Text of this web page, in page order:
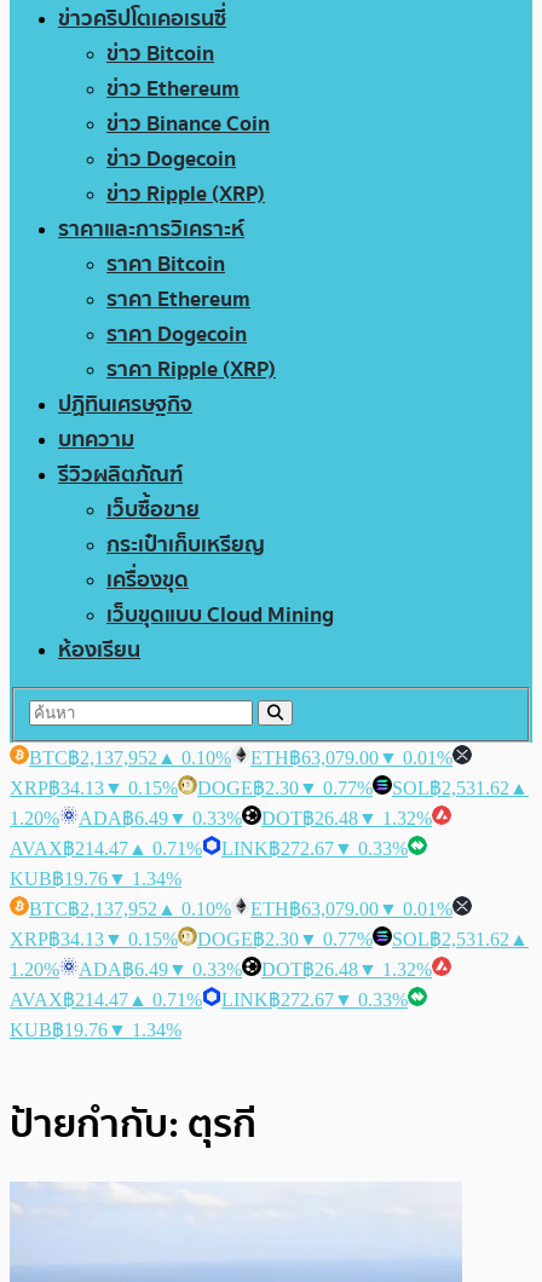
ข่าวคริปโตเคอเรนซี่
ข่าว Bitcoin
ข่าว Ethereum
ข่าว Binance Coin
ข่าว Dogecoin
ข่าว Ripple (XRP)
ราคาและการวิเคราะห์
ราคา Bitcoin
ราคา Ethereum
ราคา Dogecoin
ราคา Ripple (XRP)
ปฏิทินเศรษฐกิจ
บทความ
รีวิวผลิตภัณฑ์
เว็บซื้อขาย
กระเป๋าเก็บเหรียญ
เครื่องขุด
เว็บขุดแบบ Cloud Mining
ห้องเรียน
BTC฿2,137,952 ▲ 0.10% ETH฿63,079.00▼ 0.01%
XRP฿34.13▼ 0.15% DOGE฿2.30▼ 0.77% SOL฿2,531.62 ▲
1.20%
ADA฿6.49▼ 0.33% DOT฿26.48▼ 1.32%
AVAX฿214.47 ▲ 0.71% LINK฿272.67▼ 0.33%
KUB฿19.76▼ 1.34%
BTC฿2,137,952 ▲ 0.10% ETH฿63,079.00▼ 0.01%
XRP฿34.13▼ 0.15% DOGE฿2.30▼ 0.77% SOL฿2,531.62 ▲
1.20%
ADA฿6.49▼ 0.33% DOT฿26.48▼ 1.32%
AVAX฿214.47 ▲ 0.71% LINK฿272.67▼ 0.33%
KUB฿19.76▼ 1.34%
ป้ายกำกับ: ตุรกี